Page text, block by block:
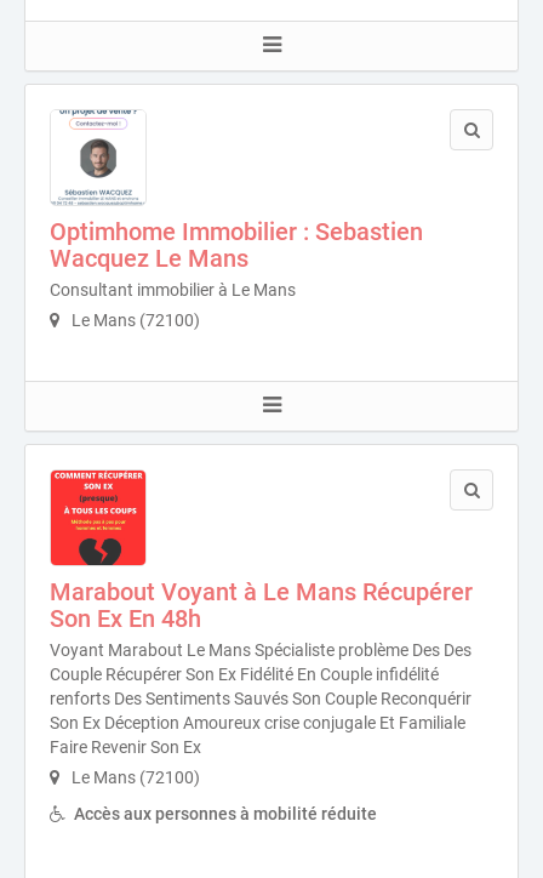
Optimhome Immobilier : Sebastien
Wacquez Le Mans
Consultant immobilier à Le Mans
Le Mans (72100)
Marabout Voyant à Le Mans Récupérer
Son Ex En 48h
Voyant Marabout Le Mans Spécialiste problème Des Des
Couple Récupérer Son Ex Fidélité En Couple infidélité
renforts Des Sentiments Sauvés Son Couple Reconquérir
Son Ex Déception Amoureux crise conjugale Et Familiale
Faire Revenir Son Ex
Le Mans (72100)
Accès aux personnes à mobilité réduite